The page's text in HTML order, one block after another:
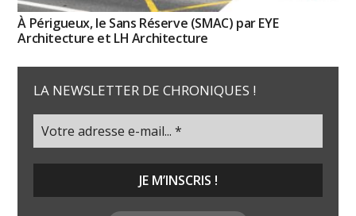
À Périgueux, le Sans Réserve (SMAC) par EYE
Architecture et LH Architecture
LA NEWSLETTER DE CHRONIQUES !